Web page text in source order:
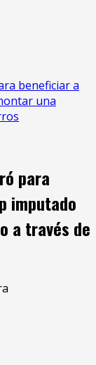
beneficiar a
una
para
imputado
a través de